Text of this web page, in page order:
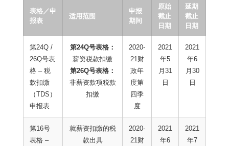
表格／申
报表
适用范围
申报
期间
原始
截止
日期
延期
截止
日期
第24Q /
26Q号表
格 – 税
款扣缴
（TDS）
申报表
第24Q号表格：
薪资税款扣缴
第26Q号表格：
非薪资款项税款
扣缴
2020-
21财
政年
度第
四季
度
2021
年5
月31
日
2021
年6
月30
日
第16号
表格 –
就薪资扣缴的税
款出具
2020-
21财
2021
年6
2021
年7